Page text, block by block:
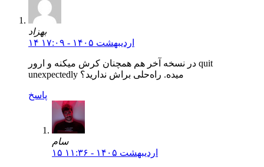
بهزاد
۱۴ اردیبهشت ۱۴۰۵ - ۱۷:۰۹
در نسخه آخر هم همچنان کرش میکنه و ارور quit
unexpectedly میده. راه‌حلی براش ندارید؟
پاسخ
سام
۱۵ اردیبهشت ۱۴۰۵ - ۱۱:۳۶